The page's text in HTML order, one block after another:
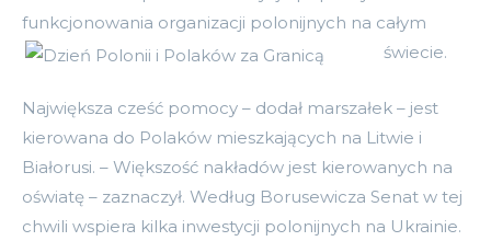
funkcjonowania organizacji polonijnych na całym
świecie.
Największa cześć pomocy – dodał marszałek – jest
kierowana do Polaków mieszkających na Litwie i
Białorusi. – Większość nakładów jest kierowanych na
oświatę – zaznaczył. Według Borusewicza Senat w tej
chwili wspiera kilka inwestycji polonijnych na Ukrainie.